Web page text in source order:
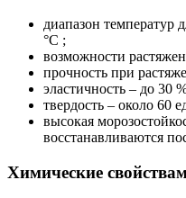
диапазон температур
°С ;
возможности
прочность при
эластичность – до 30
твердость – около 60
высокая
восстанавливаются
Химические